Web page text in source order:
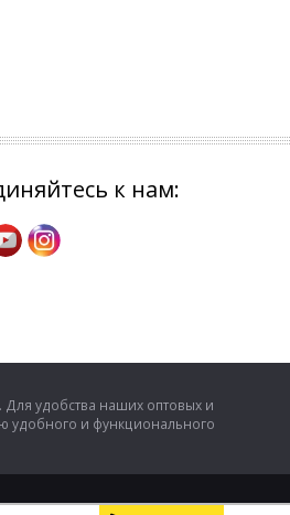
к нам:
удобства наших оптовых и
удобного и функционального